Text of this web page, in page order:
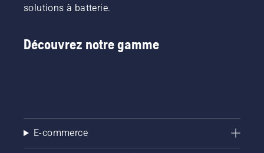
solutions à batterie.
Découvrez notre gamme
E-commerce